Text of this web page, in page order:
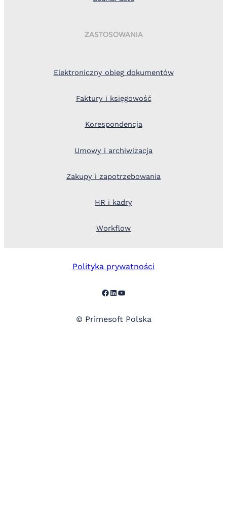
ZASTOSOWANIA
Elektroniczny obieg dokumentów
Faktury i księgowość
Korespondencja
Umowy i archiwizacja
Zakupy i zapotrzebowania
HR i kadry
Workflow
Polityka prywatności
Facebook
LinkedIn
YouTube
© Primesoft Polska